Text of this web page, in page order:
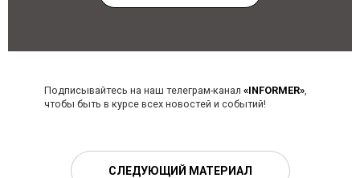
Подписывайтесь на наш телеграм-канал «INFORMER»,
чтобы быть в курсе всех новостей и событий!
СЛЕДУЮЩИЙ МАТЕРИАЛ